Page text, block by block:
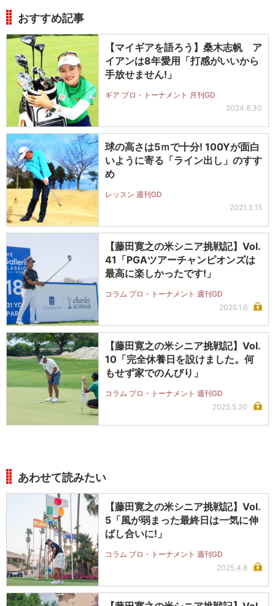
おすすめ記事
【マイギアを語ろう】桑木志帆 ア
イアンは8年愛用「打感がいいから
手放せません!」
ギア プロ・トーナメント 月刊GD
2024.8.30
球の高さは5ｍで十分! 100Yが面白
いように寄る「ライン出し」のすす
め
レッスン 週刊GD
2021.3.15
【藤田寛之の米シニア挑戦記】Vol.
41「PGAツアーチャンピオンズは
最高に楽しかったです!」
コラム プロ・トーナメント 週刊GD
2026.1.6
【藤田寛之の米シニア挑戦記】Vol.
10「完全休養日を設けました。何
もせず家でのんびり」
コラム プロ・トーナメント 週刊GD
2025.5.20
あわせて読みたい
【藤田寛之の米シニア挑戦記】Vol.
5「風が弱まった最終日は一気に伸
ばし合いに!」
コラム プロ・トーナメント 週刊GD
2025.4.8